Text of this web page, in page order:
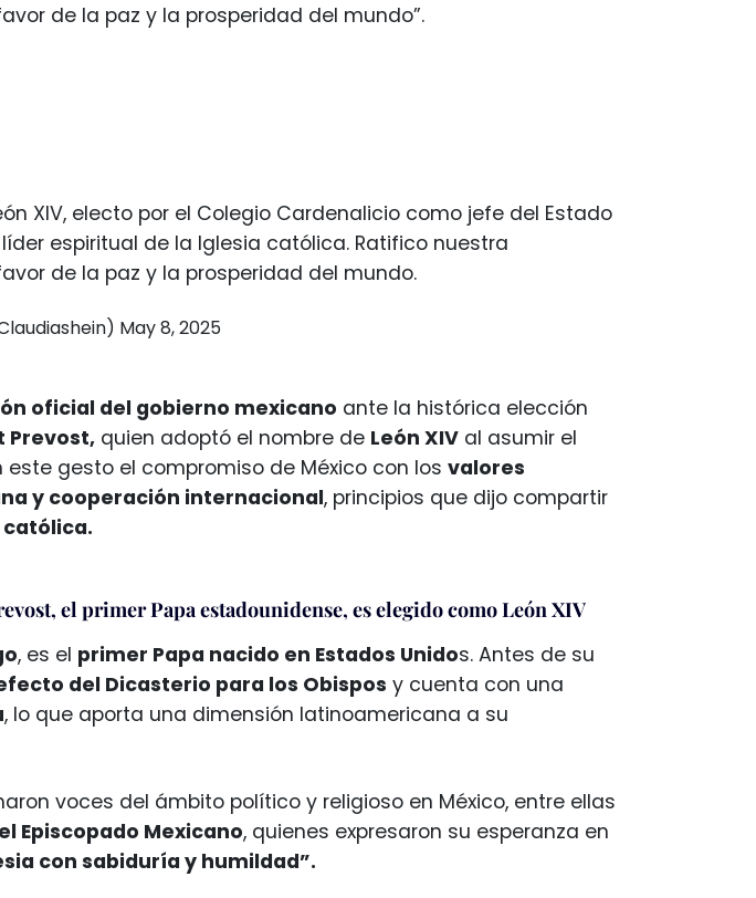
de la paz y la prosperidad del mundo”.
XIV, electo por el Colegio Cardenalicio como jefe del Estado
espiritual de la Iglesia católica. Ratifico nuestra
de la paz y la prosperidad del mundo.
May 8, 2025
oficial del gobierno mexicano ante la histórica elección
Prevost, quien adoptó el nombre de León XIV al asumir el
gesto el compromiso de México con los valores
y cooperación internacional, principios que dijo compartir
católica.
el primer Papa estadounidense, es elegido como León XIV
, es el primer Papa nacido en Estados Unidos. Antes de su
del Dicasterio para los Obispos y cuenta con una
, lo que aporta una dimensión latinoamericana a su
voces del ámbito político y religioso en México, entre ellas
Episcopado Mexicano, quienes expresaron su esperanza en
con sabiduría y humildad”.